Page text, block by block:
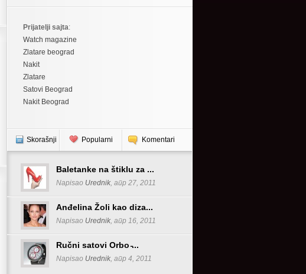
Prijatelji sajta:
Watch magazine
Zlatare beograd
Nakit
Zlatare
Satovi Beograd
Nakit Beograd
Skorašnji Popularni Komentari
Baletanke na štiklu za ...
Napisao Urednik, апр 27, 2011
Anđelina Žoli kao diza...
Napisao Urednik, апр 16, 2011
Ručni satovi Orbo ̵...
Napisao Urednik, апр 4, 2011